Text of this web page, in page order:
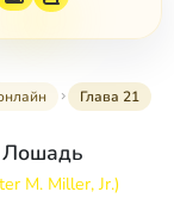
Глава 21
Лошадь
M. Miller, Jr.)